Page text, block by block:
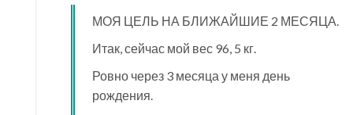
МОЯ ЦЕЛЬ НА БЛИЖАЙШИЕ 2 МЕСЯЦА.
Итак, сейчас мой вес 96, 5 кг.
Ровно через 3 месяца у меня день
рождения.